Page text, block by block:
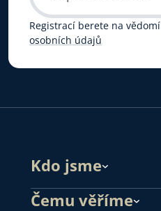
Registrací berete na vědomí
osobních údajů
Kdo jsme
Čemu věříme